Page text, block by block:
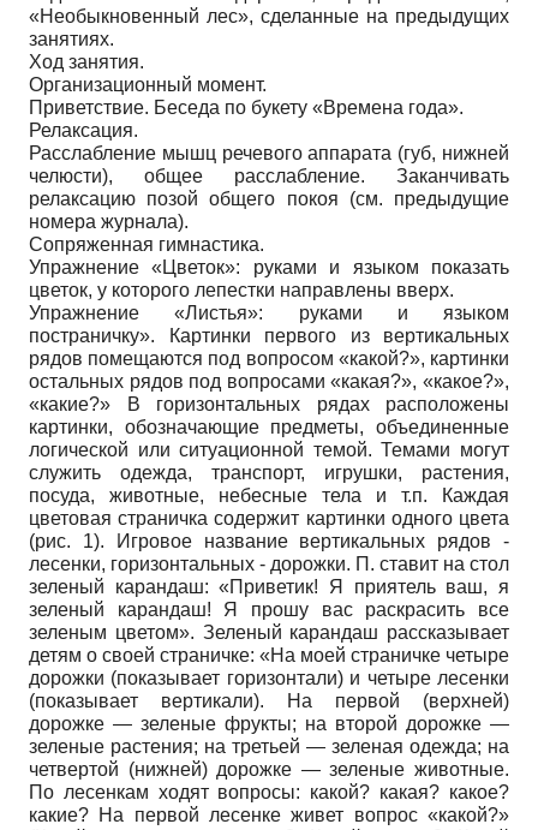
«Необыкновенный лес», сделанные на предыдущих
занятиях.
Ход занятия.
Организационный момент.
Приветствие. Беседа по букету «Времена года».
Релаксация.
Расслабление мышц речевого аппарата (губ, нижней
челюсти), общее расслабление. Заканчивать
релаксацию позой общего покоя (см. предыдущие
номера журнала).
Сопряженная гимнастика.
Упражнение «Цветок»: руками и языком показать
цветок, у которого лепестки направлены вверх.
Упражнение «Листья»: руками и языком
постраничку». Картинки первого из вертикальных
рядов помещаются под вопросом «какой?», картинки
остальных рядов под вопросами «какая?», «какое?»,
«какие?» В горизонтальных рядах расположены
картинки, обозначающие предметы, объединенные
логической или ситуационной темой. Темами могут
служить одежда, транспорт, игрушки, растения,
посуда, животные, небесные тела и т.п. Каждая
цветовая страничка содержит картинки одного цвета
(рис. 1). Игровое название вертикальных рядов -
лесенки, горизонтальных - дорожки. П. ставит на стол
зеленый карандаш: «Приветик! Я приятель ваш, я
зеленый карандаш! Я прошу вас раскрасить все
зеленым цветом». Зеленый карандаш рассказывает
детям о своей страничке: «На моей страничке четыре
дорожки (показывает горизонтали) и четыре лесенки
(показывает вертикали). На первой (верхней)
дорожке — зеленые фрукты; на второй дорожке —
зеленые растения; на третьей — зеленая одежда; на
четвертой (нижней) дорожке — зеленые животные.
По лесенкам ходят вопросы: какой? какая? какое?
какие? На первой лесенке живет вопрос «какой?»